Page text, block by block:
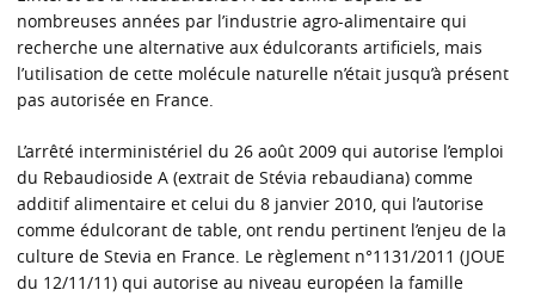
nombreuses années par l’industrie agro-alimentaire qui
recherche une alternative aux édulcorants artificiels, mais
l’utilisation de cette molécule naturelle n’était jusqu’à présent
pas autorisée en France.
L’arrêté interministériel du 26 août 2009 qui autorise l’emploi
du Rebaudioside A (extrait de Stévia rebaudiana) comme
additif alimentaire et celui du 8 janvier 2010, qui l’autorise
comme édulcorant de table, ont rendu pertinent l’enjeu de la
culture de Stevia en France. Le règlement n°1131/2011 (JOUE
du 12/11/11) qui autorise au niveau européen la famille